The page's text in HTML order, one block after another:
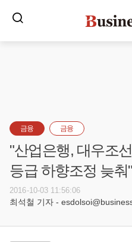
금융 금융
"산업은행, 대우조
등급 하향조정 늦춰"
2016-10-03 11:56:06
최석철 기자 -